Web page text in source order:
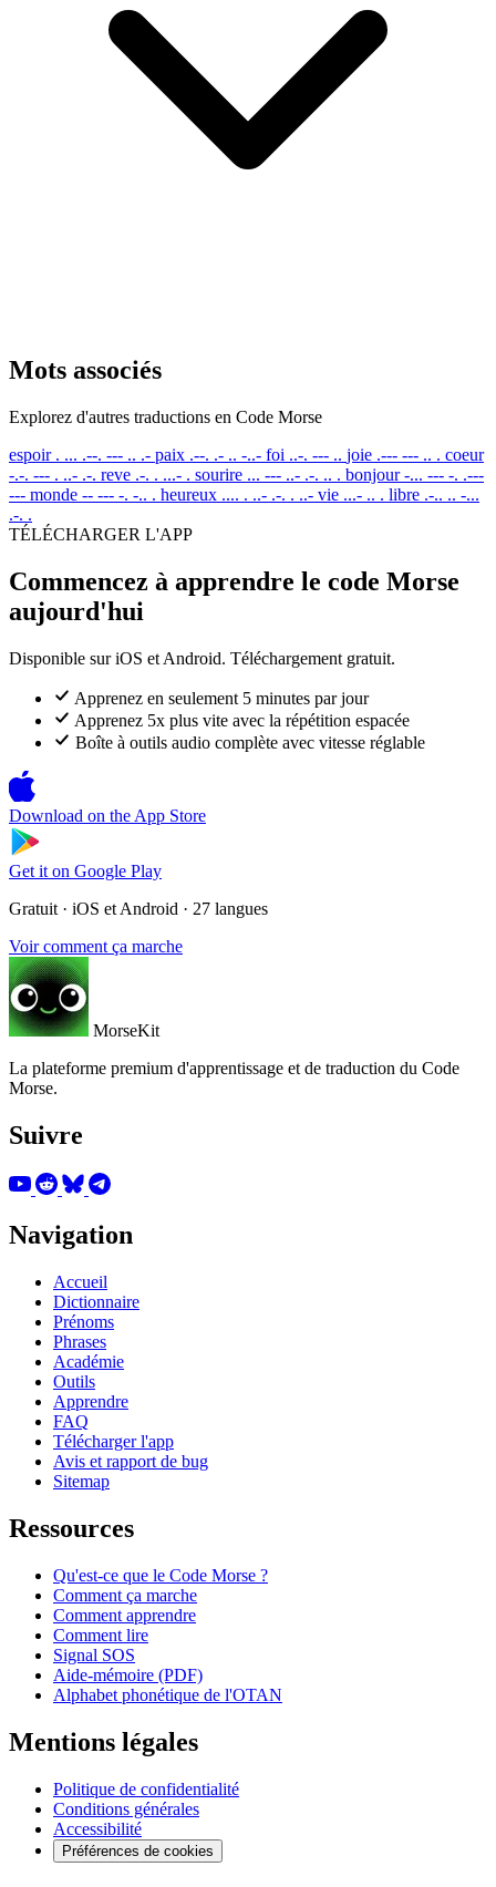
Mots associés
Explorez d'autres traductions en Code Morse
espoir . ... .--. --- .. .- paix .--. .- .. -..- foi ..-. --- .. joie .--- --- .. . coeur
-.-. --- . ..- .-. reve .-. . ...- . sourire ... --- ..- .-. .. . bonjour -... --- -. .---
--- monde -- --- -. -.. . heureux .... . ..- .-. . ..- vie ...- .. . libre .-.. .. -...
.-. .
TÉLÉCHARGER L'APP
Commencez à apprendre le code Morse
aujourd'hui
Disponible sur iOS et Android. Téléchargement gratuit.
Apprenez en seulement 5 minutes par jour
Apprenez 5x plus vite avec la répétition espacée
Boîte à outils audio complète avec vitesse réglable
Download on the App Store
Get it on Google Play
Gratuit · iOS et Android · 27 langues
Voir comment ça marche
MorseKit
La plateforme premium d'apprentissage et de traduction du Code
Morse.
Suivre
Navigation
Accueil
Dictionnaire
Prénoms
Phrases
Académie
Outils
Apprendre
FAQ
Télécharger l'app
Avis et rapport de bug
Sitemap
Ressources
Qu'est-ce que le Code Morse ?
Comment ça marche
Comment apprendre
Comment lire
Signal SOS
Aide-mémoire (PDF)
Alphabet phonétique de l'OTAN
Mentions légales
Politique de confidentialité
Conditions générales
Accessibilité
Préférences de cookies